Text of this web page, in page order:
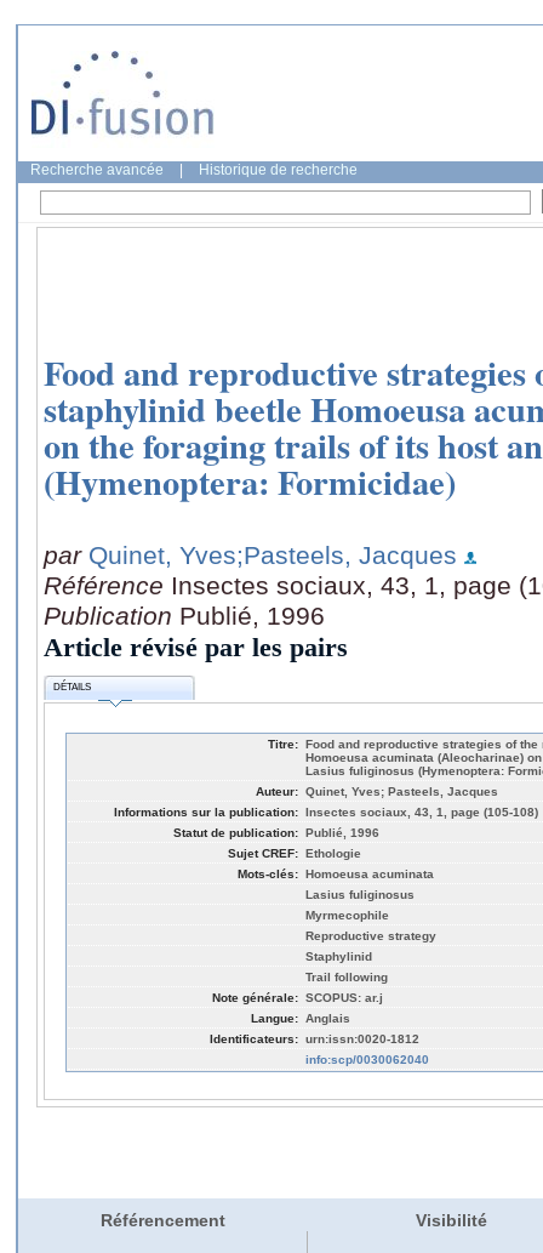
Recherche avancée Historique de recherche
Food and reproductive
staphylinid beetle Homoeusa
on the foraging trails of its host
(Hymenoptera: Formicidae)
par Quinet, Yves;Pasteels, Jacques
Référence Insectes sociaux, 43, 1, page
Publication Publié, 1996
Article révisé par les pairs
DÉTAILS
Titre: Food and reproductive strategies of
Homoeusa acuminata (Aleocharinae)
Lasius fuliginosus (Hymenoptera:
Auteur: Quinet, Yves; Pasteels, Jacques
Informations sur la publication: Insectes sociaux, 43, 1, page (105-108)
Statut de publication: Publié, 1996
Sujet CREF: Ethologie
Mots-clés: Homoeusa acuminata
Lasius fuliginosus
Myrmecophile
Reproductive strategy
Staphylinid
Trail following
Note générale: SCOPUS: ar.j
Langue: Anglais
Identificateurs: urn:issn:0020-1812
info:scp/0030062040
Référencement Visibilité